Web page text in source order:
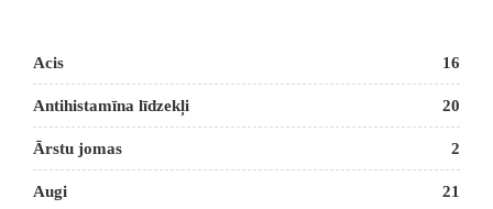
Acis 16
Antihistamīna līdzekļi 20
Ārstu jomas 2
Augi 21